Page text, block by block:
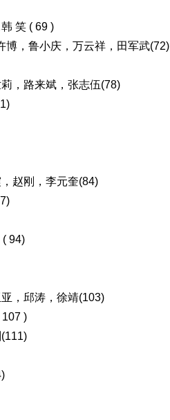
笑 ( 69 )
，鲁小庆，万云祥，田军武(72)
，路来斌，张志伍(78)
赵刚，李元奎(84)
94)
，邱涛，徐靖(103)
)